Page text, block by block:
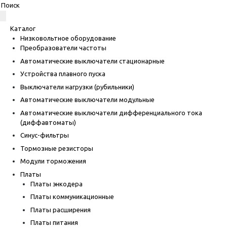
Каталог
Низковольтное оборудование
Преобразователи частоты
Автоматические выключатели стационарные
Устройства плавного пуска
Выключатели нагрузки (рубильники)
Автоматические выключатели модульные
Автоматические выключатели дифференциального тока
(диффавтоматы)
Синус-фильтры
Тормозные резисторы
Модули торможения
Платы
Платы энкодера
Платы коммуникационные
Платы расширения
Платы питания